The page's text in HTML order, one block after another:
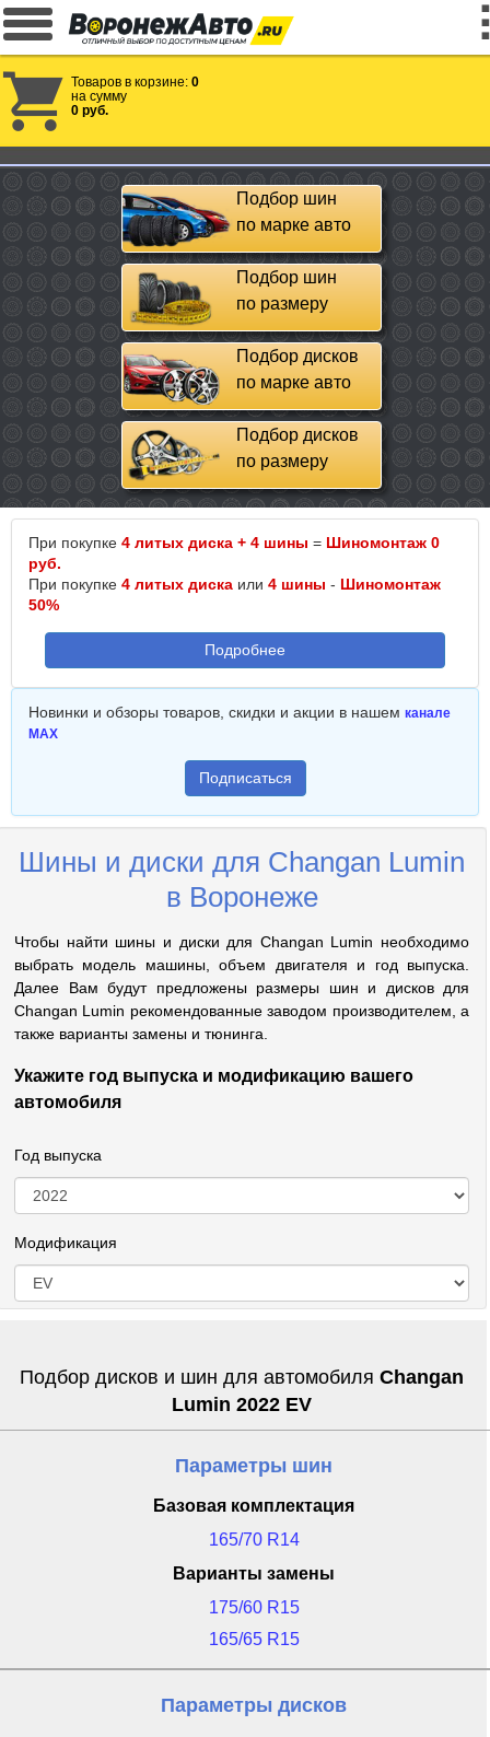
Товаров в корзине: 0
на сумму
0 руб.
Подбор шин
по марке авто
Подбор шин
по размеру
Подбор дисков
по марке авто
Подбор дисков
по размеру
При покупке 4 литых диска + 4 шины = Шиномонтаж 0
руб.
При покупке 4 литых диска или 4 шины - Шиномонтаж
50%
Подробнее
Новинки и обзоры товаров, скидки и акции в нашем канале
MAX
Подписаться
Шины и диски для Changan Lumin
в Воронеже
Чтобы найти шины и диски для Changan Lumin необходимо
выбрать модель машины, объем двигателя и год выпуска.
Далее Вам будут предложены размеры шин и дисков для
Changan Lumin рекомендованные заводом производителем, а
также варианты замены и тюнинга.
Укажите год выпуска и модификацию вашего
автомобиля
Год выпуска
Модификация
Подбор дисков и шин для автомобиля Changan
Lumin 2022 EV
Параметры шин
Базовая комплектация
165/70 R14
Варианты замены
175/60 R15
165/65 R15
Параметры дисков